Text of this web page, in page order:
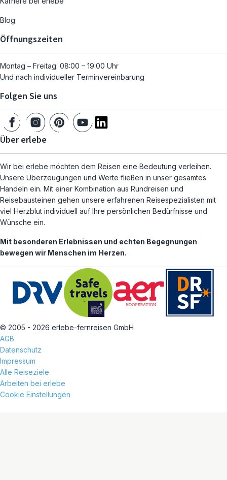
Blog
Öffnungszeiten
Montag – Freitag: 08:00 – 19:00 Uhr
Und nach individueller Terminvereinbarung
Folgen Sie uns
Über erlebe
Wir bei erlebe möchten dem Reisen eine Bedeutung verleihen.
Unsere Überzeugungen und Werte fließen in unser gesamtes
Handeln ein. Mit einer Kombination aus Rundreisen und
Reisebausteinen gehen unsere erfahrenen Reisespezialisten mit
viel Herzblut individuell auf Ihre persönlichen Bedürfnisse und
Wünsche ein.
Mit besonderen Erlebnissen und echten Begegnungen
bewegen wir Menschen im Herzen.
© 2005 - 2026 erlebe-fernreisen GmbH
AGB
Datenschutz
Impressum
Alle Reiseziele
Arbeiten bei erlebe
Cookie Einstellungen